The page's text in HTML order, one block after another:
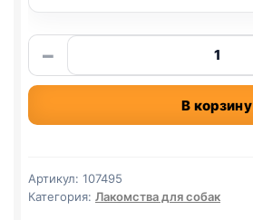
−
Количество
товара
Кость
(УЗЛОВАЯ,
25см
150г
В корзину
Артикул: 107495
Категория: Лакомства для собак